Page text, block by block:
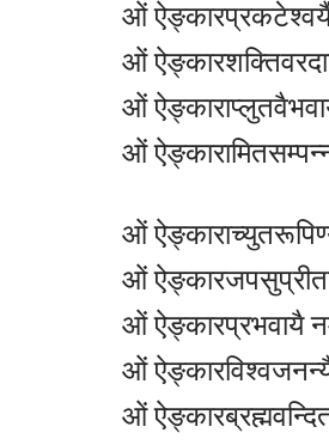
ओं
ओं
ओं
ओं
ओं
ओं
ओं ऐङ्कारप्रभवायै
ओं
ओं